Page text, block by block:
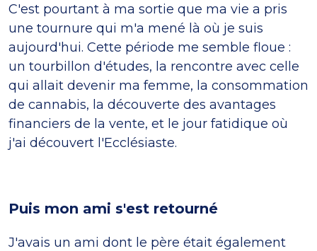
C'est pourtant à ma sortie que ma vie a pris
une tournure qui m'a mené là où je suis
aujourd'hui. Cette période me semble floue :
un tourbillon d'études, la rencontre avec celle
qui allait devenir ma femme, la consommation
de cannabis, la découverte des avantages
financiers de la vente, et le jour fatidique où
j'ai découvert l'Ecclésiaste.
Puis mon ami s'est retourné
J'avais un ami dont le père était également